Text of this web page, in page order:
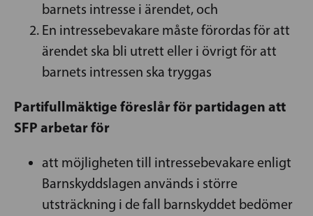
barnets intresse i ärendet, och
En intressebevakare måste förordas för att
ärendet ska bli utrett eller i övrigt för att
barnets intressen ska tryggas
Partifullmäktige föreslår för partidagen att
SFP arbetar för
att möjligheten till intressebevakare enligt
Barnskyddslagen används i större
utsträckning i de fall barnskyddet bedömer